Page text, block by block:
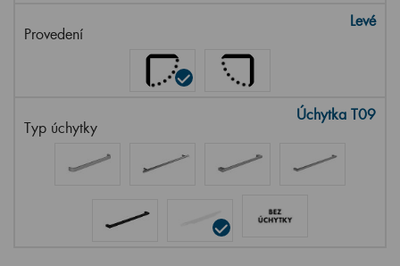
Provedení
Levé
Typ úchytky
Úchytka T09